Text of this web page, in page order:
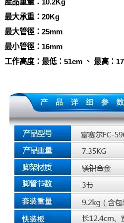
產品重量：10.2Kg
最大承重：20Kg
最大管徑：25mm
最小管徑：16mm
工作高度：最低：51cm 、 最高：